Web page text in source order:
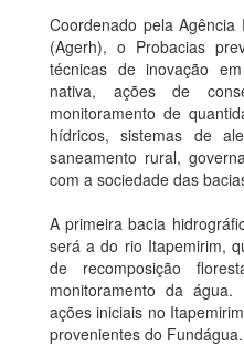
Coordenado pela
(Agerh), o Probacias
técnicas de inovação
nativa, ações de
monitoramento de
hídricos, sistemas de
saneamento rural,
com a sociedade das
A primeira bacia
será a do rio Itapemirim,
de recomposição
monitoramento da
ações iniciais no
provenientes do Fundágua.